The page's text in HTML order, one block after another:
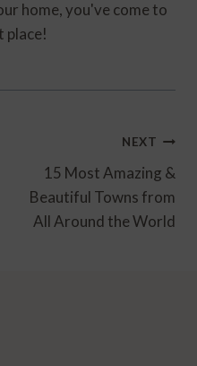
home, you've come to
place!
NEXT
15 Most Amazing &
Beautiful Towns from
All Around the World